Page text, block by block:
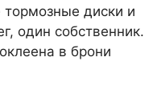
диски и
один собственник.
в брони